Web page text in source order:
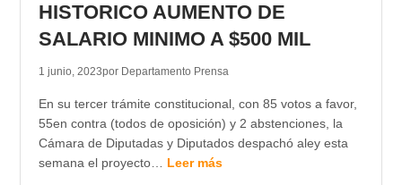
HISTORICO AUMENTO DE
SALARIO MINIMO A $500 MIL
1 junio, 2023por Departamento Prensa
En su tercer trámite constitucional, con 85 votos a favor,
55en contra (todos de oposición) y 2 abstenciones, la
Cámara de Diputadas y Diputados despachó aley esta
semana el proyecto… Leer más